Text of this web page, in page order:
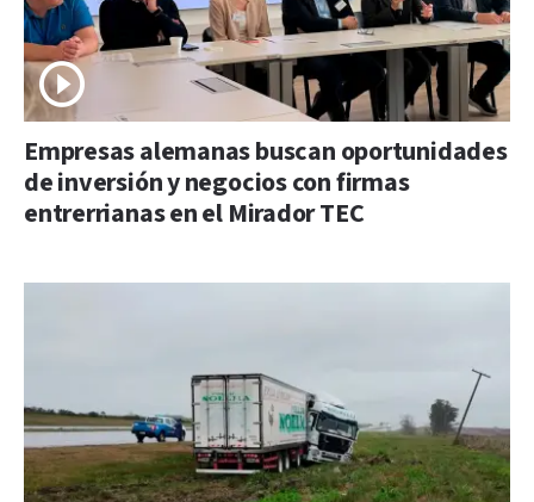
Empresas alemanas buscan oportunidades
de inversión y negocios con firmas
entrerrianas en el Mirador TEC